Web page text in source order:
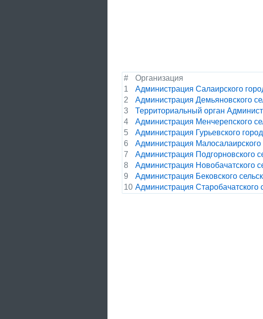
# Организация
1
Администрация Салаирского
2
Администрация Демьяновского
3
Территориальный орган
4
Администрация Менчерепского
5
Администрация Гурьевского
6
Администрация Малосалаирского
7
Администрация Подгорновского
8
Администрация Новобачатского
9
Администрация Бековского
10 Администрация Старобачатского